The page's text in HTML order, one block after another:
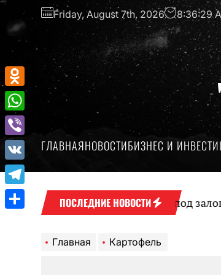
Перейти
содержимому
Friday, August 7th, 2026 8:36:30
ГЛАВНАЯНОВОСТИБИЗНЕС И
ПОСЛЕДНИЕ НОВОСТИ
Оформление займа под залог
Главная Картофель
Odnoklassniki
WhatsApp
Viber
VK
Telegram
Отправить